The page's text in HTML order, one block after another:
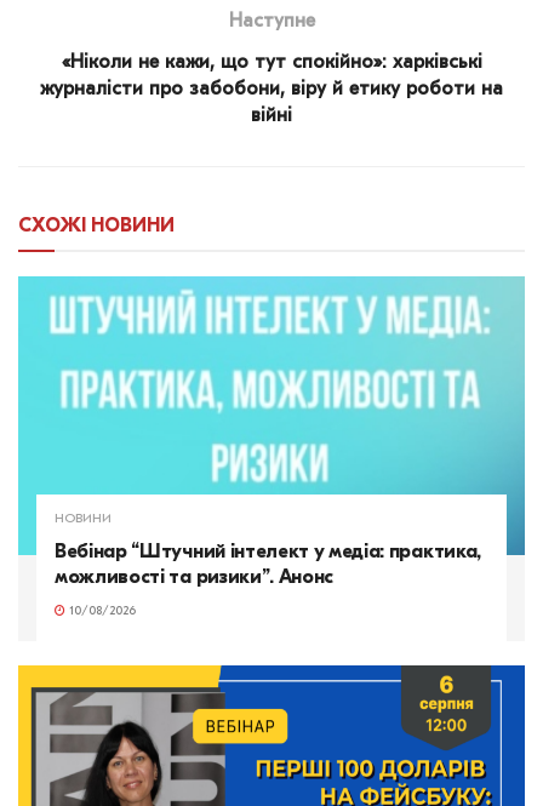
Наступне
«Ніколи не кажи, що тут спокійно»: харківські
журналісти про забобони, віру й етику роботи на
війні
СХОЖІ НОВИНИ
НОВИНИ
Вебінар “Штучний інтелект у медіа: практика,
можливості та ризики”. Анонс
10/08/2026